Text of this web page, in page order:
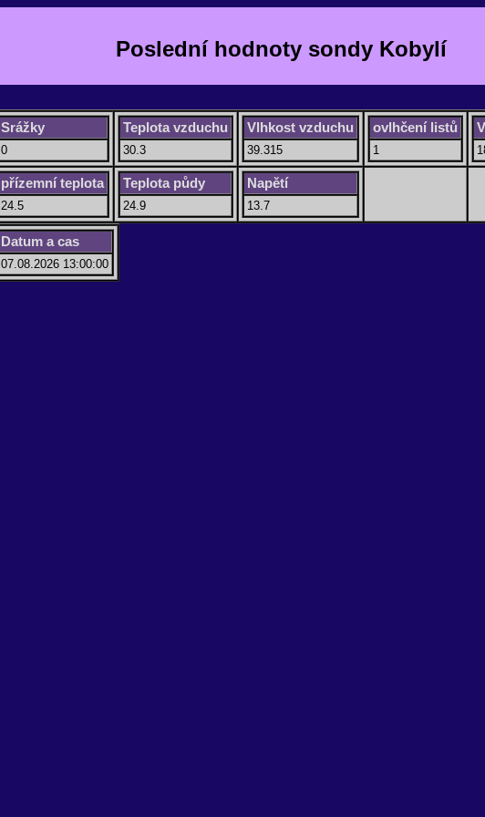
Poslední hodnoty sondy Kobylí
Srážky
0
Teplota vzduchu
30.3
Vlhkost vzduchu
39.315
ovlhčení listů
1
přízemní teplota
24.5
Teplota půdy
24.9
Napětí
13.7
Datum a cas
07.08.2026 13:00:00